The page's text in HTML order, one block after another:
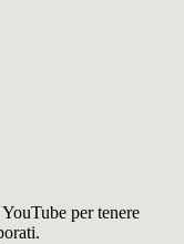
per tenere